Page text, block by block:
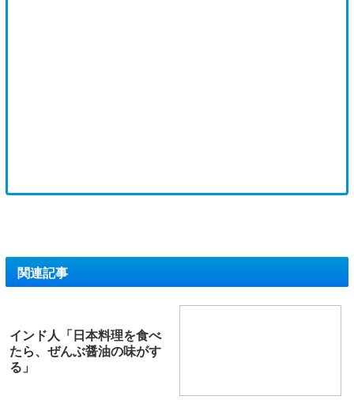
関連記事
インド人「日本料理を食べ
たら、ぜんぶ醤油の味がす
る」